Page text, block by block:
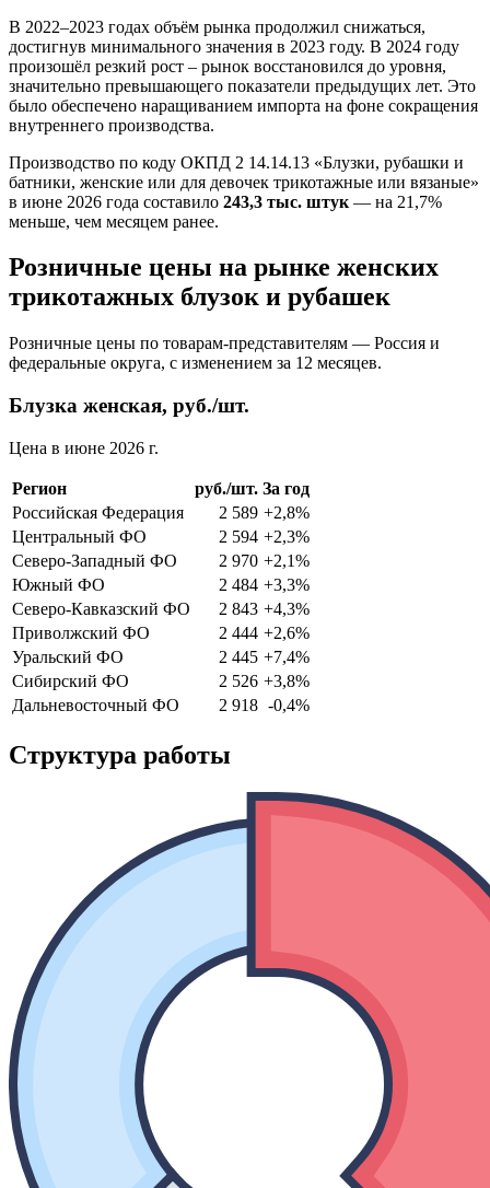
В 2022–2023 годах объём рынка продолжил снижаться,
достигнув минимального значения в 2023 году. В 2024 году
произошёл резкий рост – рынок восстановился до уровня,
значительно превышающего показатели предыдущих лет. Это
было обеспечено наращиванием импорта на фоне сокращения
внутреннего производства.
Производство по коду ОКПД 2 14.14.13 «Блузки, рубашки и
батники, женские или для девочек трикотажные или вязаные»
в июне 2026 года составило 243,3 тыс. штук — на 21,7%
меньше, чем месяцем ранее.
Розничные цены на рынке женских
трикотажных блузок и рубашек
Розничные цены по товарам-представителям — Россия и
федеральные округа, с изменением за 12 месяцев.
Блузка женская, руб./шт.
Цена в июне 2026 г.
Регион руб./шт. За год
Российская Федерация
2 589 +2,8%
Центральный ФО
2 594 +2,3%
Северо-Западный ФО
2 970 +2,1%
Южный ФО
2 484 +3,3%
Северо-Кавказский ФО
2 843 +4,3%
Приволжский ФО
2 444 +2,6%
Уральский ФО
2 445 +7,4%
Сибирский ФО
2 526 +3,8%
Дальневосточный ФО
2 918 -0,4%
Структура работы